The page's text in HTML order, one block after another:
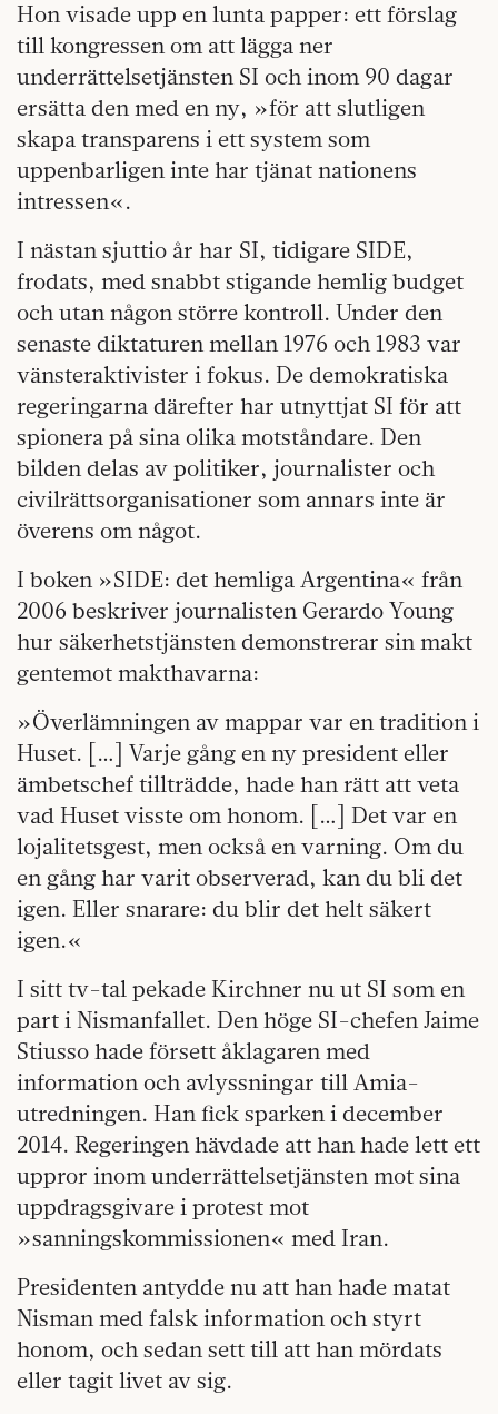
Hon visade upp en lunta papper: ett förslag
till kongressen om att lägga ner
underrättelsetjänsten SI och inom 90 dagar
ersätta den med en ny, »för att slutligen
skapa transparens i ett system som
uppenbarligen inte har tjänat nationens
intressen«.
I nästan sjuttio år har SI, tidigare SIDE,
frodats, med snabbt stigande hemlig budget
och utan någon större kontroll. Under den
senaste diktaturen mellan 1976 och 1983 var
vänsteraktivister i fokus. De demokratiska
regeringarna därefter har utnyttjat SI för att
spionera på sina olika motståndare. Den
bilden delas av politiker, journalister och
civilrättsorganisationer som annars inte är
överens om något.
I boken »SIDE: det hemliga Argentina« från
2006 beskriver journalisten Gerardo Young
hur säkerhetstjänsten demonstrerar sin makt
gentemot makthavarna:
»Överlämningen av mappar var en tradition i
Huset. […] Varje gång en ny president eller
ämbetschef tillträdde, hade han rätt att veta
vad Huset visste om honom. […] Det var en
lojalitetsgest, men också en varning. Om du
en gång har varit observerad, kan du bli det
igen. Eller snarare: du blir det helt säkert
igen.«
I sitt tv-tal pekade Kirchner nu ut SI som en
part i Nismanfallet. Den höge SI-chefen Jaime
Stiusso hade försett åklagaren med
information och avlyssningar till Amia-
utredningen. Han fick sparken i december
2014. Regeringen hävdade att han hade lett ett
uppror inom underrättelsetjänsten mot sina
uppdragsgivare i protest mot
»sanningskommissionen« med Iran.
Presidenten antydde nu att han hade matat
Nisman med falsk information och styrt
honom, och sedan sett till att han mördats
eller tagit livet av sig.